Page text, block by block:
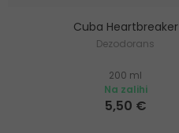
Cuba Heartbreaker
Dezodorans
200 ml
Na zalihi
5,50 €